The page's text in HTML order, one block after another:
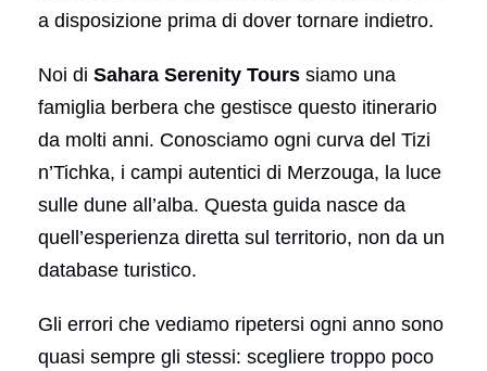
a disposizione prima di dover tornare indietro.
Noi di Sahara Serenity Tours siamo una
famiglia berbera che gestisce questo itinerario
da molti anni. Conosciamo ogni curva del Tizi
n’Tichka, i campi autentici di Merzouga, la luce
sulle dune all’alba. Questa guida nasce da
quell’esperienza diretta sul territorio, non da un
database turistico.
Gli errori che vediamo ripetersi ogni anno sono
quasi sempre gli stessi: scegliere troppo poco